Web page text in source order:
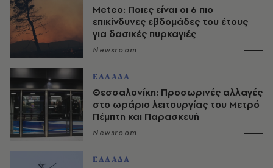
Meteo: Ποιες είναι οι 6 πιο
επικίνδυνες εβδομάδες του έτους
για δασικές πυρκαγιές
Newsroom
ΕΛΛΑΔΑ
Θεσσαλονίκη: Προσωρινές αλλαγές
στο ωράριο λειτουργίας του Μετρό
Πέμπτη και Παρασκευή
Newsroom
ΕΛΛΑΔΑ